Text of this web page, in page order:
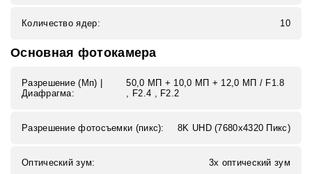
Количество ядер: 10
Основная фотокамера
Разрешение (Мп) |
Диафрагма:
50,0 MП + 10,0 MП + 12,0 MП / F1.8
, F2.4 , F2.2
Разрешение фотосъемки (пикс): 8K UHD (7680x4320 Пикс)
Оптический зум: 3x оптический зум